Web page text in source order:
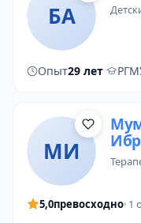
БА
Опыт29 лет·
МИ
5,0превосходно· 1